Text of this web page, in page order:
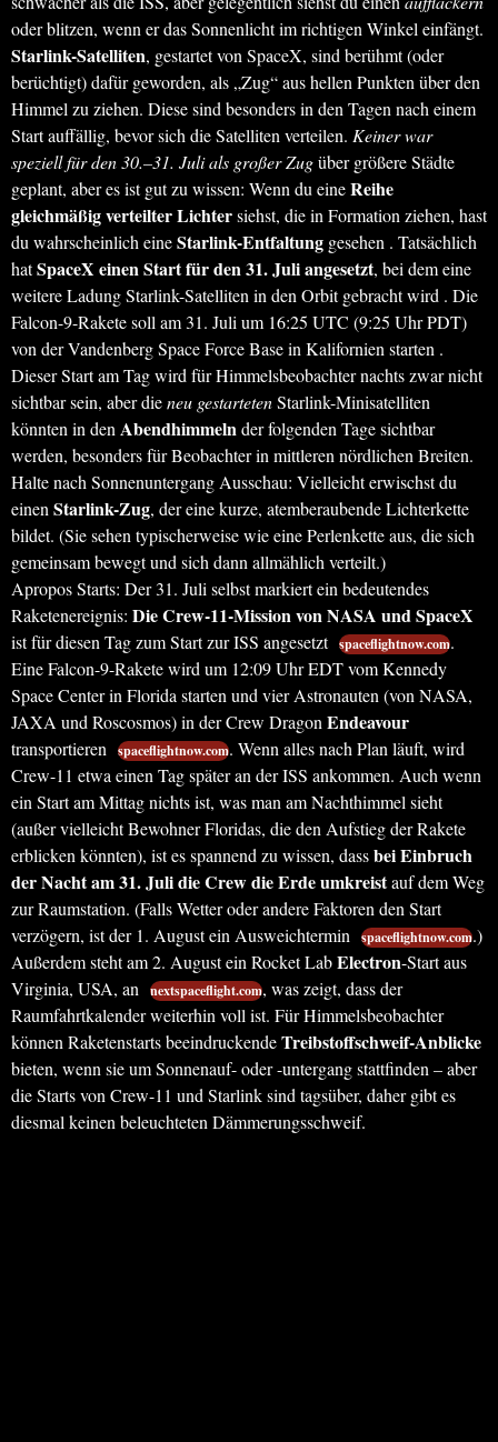
oder blitzen, wenn er das Sonnenlicht im richtigen Winkel einfängt.
Starlink-Satelliten, gestartet von SpaceX, sind berühmt (oder
berüchtigt) dafür geworden, als „Zug“ aus hellen Punkten über den
Himmel zu ziehen. Diese sind besonders in den Tagen nach einem
Start auffällig, bevor sich die Satelliten verteilen. Keiner war
speziell für den 30.–31. Juli als großer Zugüber größere Städte
geplant, aber es ist gut zu wissen: Wenn du eineReihe
gleichmäßig verteilter Lichtersiehst, die in Formation ziehen, hast
du wahrscheinlich eineStarlink-Entfaltung gesehen . Tatsächlich
hatSpaceX einen Start für den 31. Juli angesetzt, bei dem eine
weitere Ladung Starlink-Satelliten in den Orbit gebracht wird . Die
Falcon-9-Rakete soll am 31. Juli um 16:25 UTC (9:25 Uhr PDT)
von der Vandenberg Space Force Base in Kalifornien starten .
Dieser Start am Tag wird für Himmelsbeobachter nachts zwar nicht
sichtbar sein, aber dieneu gestartetenStarlink-Minisatelliten
könnten in den Abendhimmelnder folgenden Tage sichtbar
werden, besonders für Beobachter in mittleren nördlichen Breiten.
Halte nach Sonnenuntergang Ausschau: Vielleicht erwischst du
einen Starlink-Zug, der eine kurze, atemberaubende Lichterkette
bildet. (Sie sehen typischerweise wie eine Perlenkette aus, die sich
gemeinsam bewegt und sich dann allmählich verteilt.)
Apropos Starts: Der 31. Juli selbst markiert ein bedeutendes
Raketenereignis: Die Crew-11-Mission von NASA und SpaceX
ist für diesen Tag zum Start zur ISS angesetzt spaceflightnow.com.
Eine Falcon-9-Rakete wird um 12:09 Uhr EDT vom Kennedy
Space Center in Florida starten und vier Astronauten (von NASA,
JAXA und Roscosmos) in der Crew Dragon Endeavour
transportieren spaceflightnow.com. Wenn alles nach Plan läuft, wird
Crew-11 etwa einen Tag später an der ISS ankommen. Auch wenn
ein Start am Mittag nichts ist, was man am Nachthimmel sieht
(außer vielleicht Bewohner Floridas, die den Aufstieg der Rakete
erblicken könnten), ist es spannend zu wissen, dassbei Einbruch
der Nacht am 31. Juli die Crew die Erde umkreistauf dem Weg
zur Raumstation. (Falls Wetter oder andere Faktoren den Start
verzögern, ist der 1. August ein Ausweichtermin
spaceflightnow.com.)
Außerdem steht am 2. August ein Rocket LabElectron-Start aus
Virginia, USA, an
nextspaceflight.com, was zeigt, dass der
Raumfahrtkalender weiterhin voll ist. Für Himmelsbeobachter
können Raketenstarts beeindruckendeTreibstoffschweif-Anblicke
bieten, wenn sie um Sonnenauf- oder -untergang stattfinden – aber
die Starts von Crew-11 und Starlink sind tagsüber, daher gibt es
diesmal keinen beleuchteten Dämmerungsschweif.